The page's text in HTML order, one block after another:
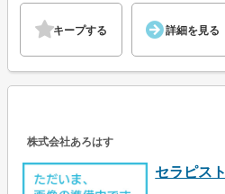
キープする 詳細を見る
株式会社あろはす
セラピスト